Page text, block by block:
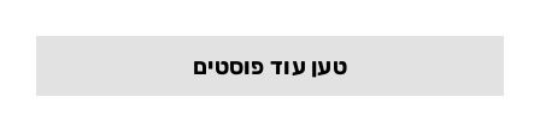
טען עוד פוסטים